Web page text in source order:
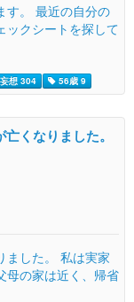
す。 最近の自分の
ックシートを探して
想 304 56歳 9
くなりました。
ました。 私は実家
母の家は近く、帰省